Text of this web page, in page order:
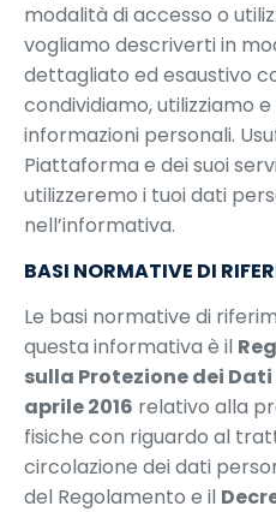
modalità di accesso o
vogliamo descriverti in
dettagliato ed esaustivo
condividiamo, utilizziamo
informazioni personali.
Piattaforma e dei suoi
utilizzeremo i tuoi dati
nell’informativa.
BASI NORMATIVE DI
Le basi normative di
questa informativa è il
sulla Protezione dei Dati
aprile 2016 relativo alla
fisiche con riguardo al
circolazione dei dati
del Regolamento e il